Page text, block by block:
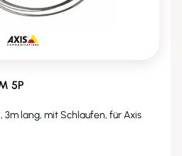
5P
3m lang, mit Schlaufen, für Axis